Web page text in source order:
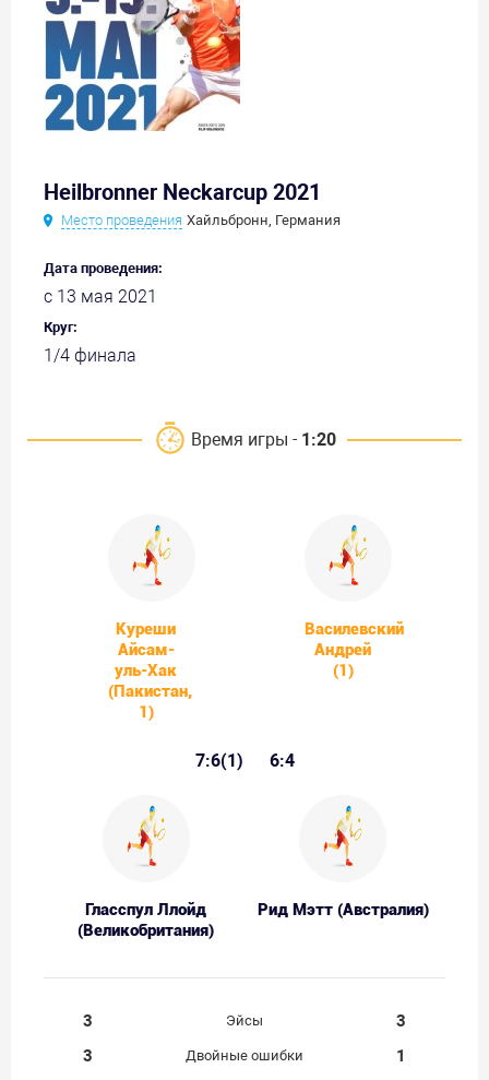
Heilbronner Neckarcup 2021
Место проведения Хайльбронн, Германия
Дата проведения:
с 13 мая 2021
Круг:
1/4 финала
Время игры - 1:20
Куреши
Айсам-
уль-Хак
(Пакистан,
1)
Василевский
Андрей
(1)
7:6(1) 6:4
Гласспул Ллойд
(Великобритания)
Рид Мэтт (Австралия)
3 Эйсы
3
3
Двойные ошибки
1